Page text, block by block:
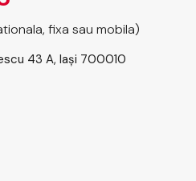
fixa sau mobila)
43 A, Iași 700010